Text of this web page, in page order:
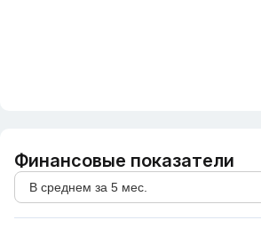
Финансовые показатели